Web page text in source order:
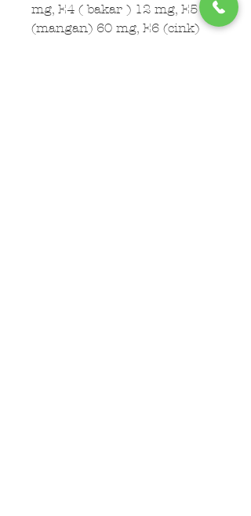
mg, E4 ( bakar ) 12 mg, E5
(mangan) 60 mg, E6 (cink)